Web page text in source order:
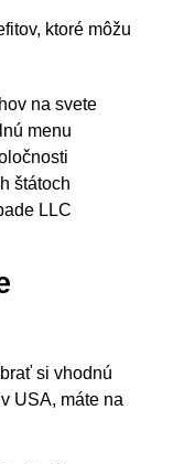
ktoré môžu
na svete
menu
štátoch
LLC
si vhodnú
USA, máte na